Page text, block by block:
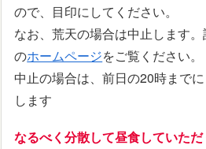
ので、目印にしてください。
なお、荒天の場合は中止します
のホームページをご覧ください。
中止の場合は、前日の20時まで
します
なるべく分散して昼食していた